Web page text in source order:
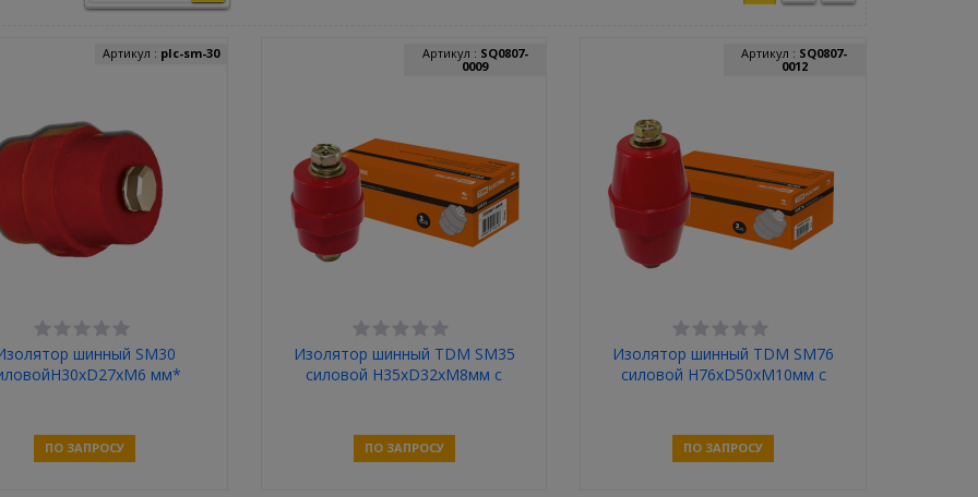
шинный SM30
мм*
Артикул : plc-sm-30
ПО ЗАПРОСУ
Изолятор шинный TDM SM35
силовой H35хD32хM8мм с
Артикул : SQ0807-
0009
ПО ЗАПРОСУ
Изолятор шинный TDM SM76
силовой H76хD50хM10мм с
Артикул : SQ0807-
0012
ПО ЗАПРОСУ